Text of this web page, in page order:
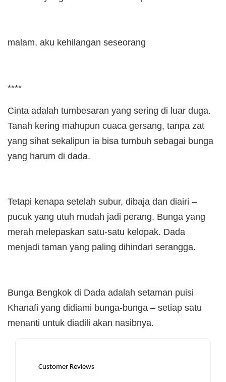
malam, aku kehilangan seseorang
****
Cinta adalah tumbesaran yang sering di luar duga.
Tanah kering mahupun cuaca gersang, tanpa zat
yang sihat sekalipun ia bisa tumbuh sebagai bunga
yang harum di dada.
Tetapi kenapa setelah subur, dibaja dan diairi –
pucuk yang utuh mudah jadi perang. Bunga yang
merah melepaskan satu-satu kelopak. Dada
menjadi taman yang paling dihindari serangga.
Bunga Bengkok di Dada adalah setaman puisi
Khanafi yang didiami bunga-bunga – setiap satu
menanti untuk diadili akan nasibnya.
Customer Reviews